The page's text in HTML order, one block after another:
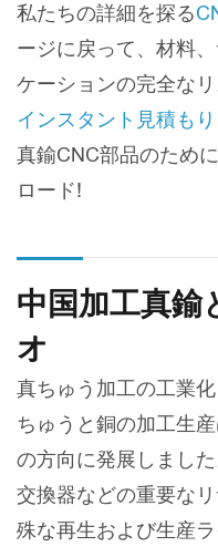
私たちの詳細を探る
ージに戻って、材料
ケーションの完全な
インスタント見積も
真鍮CNC部品のため
ロード!
中国加工真鍮
オ
真ちゅう加工の工業
ちゅうと銅の加工生
の方向に発展しまし
交換器などの重要な
殊な再生および生産